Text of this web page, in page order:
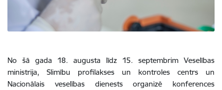
No šā gada 18. augusta līdz 15. septembrim Veselības
ministrija, Slimību profilakses un kontroles centrs un
Nacionālais veselības dienests organizē konferences